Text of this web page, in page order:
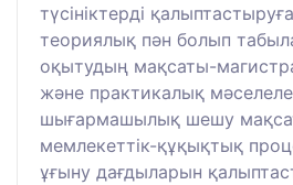
түсініктерді
теориялық пән болып
оқытудың мақсаты-
және практикалық
шығармашылық шешу
мемлекеттік-құқықтық
ұғыну дағдыларын